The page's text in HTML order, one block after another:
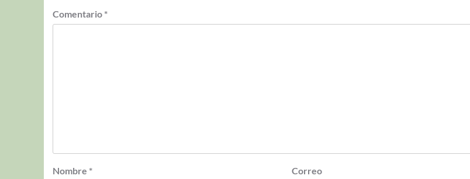
Comentario *
Nombre *
Correo